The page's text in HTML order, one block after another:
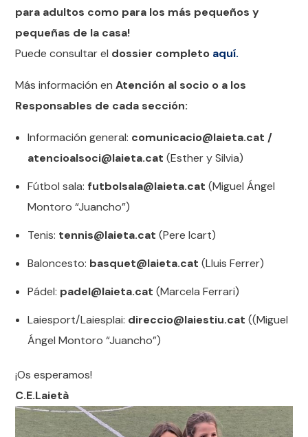
para adultos como para los más pequeños y
pequeñas de la casa!
Puede consultar el dossier completo aquí.
Más información enAtención al socio o a los
Responsables de cada sección:
Información general: comunicacio@laieta.cat /
atencioalsoci@laieta.cat (Esther y Silvia)
Fútbol sala: futbolsala@laieta.cat (Miguel Ángel
Montoro “Juancho”)
Tenis: tennis@laieta.cat (Pere Icart)
Baloncesto: basquet@laieta.cat (Lluis Ferrer)
Pádel: padel@laieta.cat (Marcela Ferrari)
Laiesport/Laiesplai: direccio@laiestiu.cat ((Miguel
Ángel Montoro “Juancho”)
¡Os esperamos!
C.E.Laietà